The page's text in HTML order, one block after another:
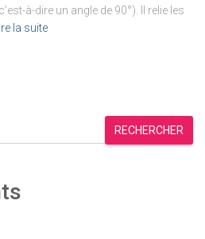
à-dire un angle de 90°). Il relie les
Lire la suite
RECHERCHER